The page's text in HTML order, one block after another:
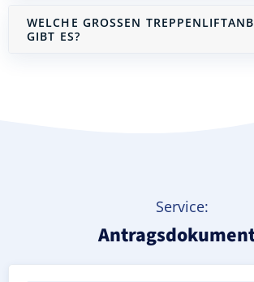
WELCHE GROSSEN
IBT ES?
Service: